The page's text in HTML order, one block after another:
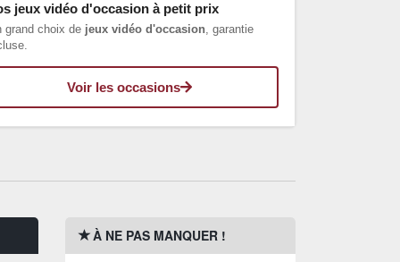
jeux vidéo d'occasion à petit prix
grand choix de jeux vidéo d'occasion, garantie
Voir les occasions
À NE PAS MANQUER !